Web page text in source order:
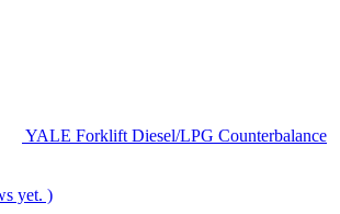
YALE Forklift Diesel/LPG Counterbalance
yet. )